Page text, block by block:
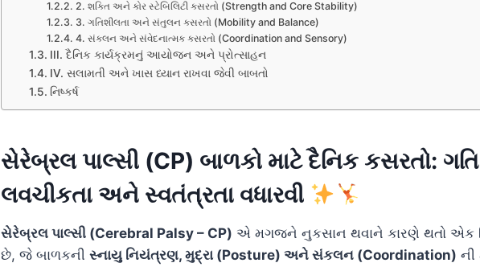
2. શક્તિ અને કોર સ્ટેબિલિટી કસરતો (Strength and Core Stability)
3. ગતિશીલતા અને સંતુલન કસરતો (Mobility and Balance)
4. સંકલન અને સંવેદનાત્મક કસરતો (Coordination and Sensory)
III. દૈનિક કાર્યક્રમનું આયોજન અને પ્રોત્સાહન
IV. સલામતી અને ખાસ ધ્યાન રાખવા જેવી બાબતો
નિષ્કર્ષ
સેરેબ્રલ પાલ્સી (CP) બાળકો માટે દૈનિક કસરતો:
લવચીકતા અને સ્વતંત્રતા વધારવી
સેરેબ્રલ પાલ્સી (Cerebral Palsy – CP) એ મગજને નુકસાન થવાને કારણે થતો એક
છે, જે બાળકની સ્નાયુ નિયંત્રણ, મુદ્રા (Posture) અને સંકલન (Coordination) ની